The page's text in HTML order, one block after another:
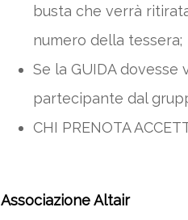
busta che verrà
numero della tessera;
Se la GUIDA
partecipante dal
CHI PRENOTA
Associazione Altair